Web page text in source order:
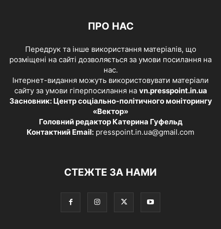
ПРО НАС
Передрук та інше використання матеріалів, що
розміщені на сайті дозволяється за умови посилання на
нас.
Інтернет-видання можуть використовувати матеріали
сайту за умови гіперпосилання на vn.presspoint.in.ua
Засновник: Центр соціально-політичного моніторингу
«Вектор»
Головний редактор Катерина Гуфельд
Контактний Email: presspoint.in.ua@gmail.com
СТЕЖТЕ ЗА НАМИ